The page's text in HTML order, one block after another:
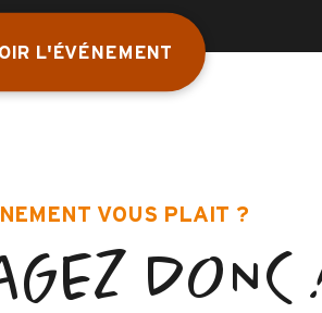
L'ÉVÉNEMENT
VOUS PLAIT ?
DONC